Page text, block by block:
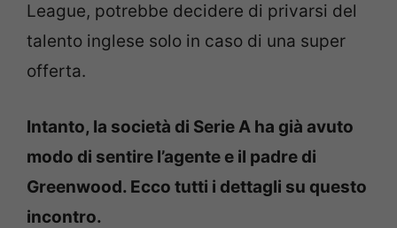
League, potrebbe decidere di privarsi del
talento inglese solo in caso di una super
offerta.
Intanto, la società di Serie A ha già avuto
modo di sentire l’agente e il padre di
Greenwood. Ecco tutti i dettagli su questo
incontro.